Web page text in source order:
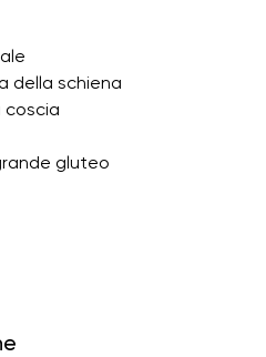
della schiena
coscia
gluteo